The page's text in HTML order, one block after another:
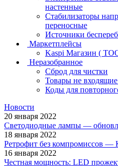
настенные
Стабилизаторы
переносные
Источники
Маркетплейсы
Kaspi Магазин (
Неразобранное
Сброд для чистки
Товары не
Коды для
Новости
20 января 2022
Светодиодные лампы —
18 января 2022
Ретрофит без компромиссов —
16 января 2022
Честная мощность: LED